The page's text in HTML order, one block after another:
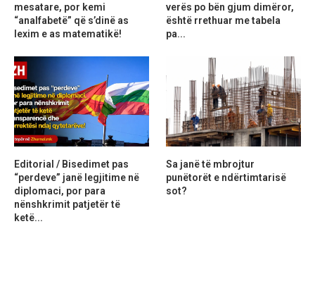
mesatare, por kemi
“analfabetë” që s’dinë as
lexim e as matematikë!
verës po bën gjum dimëror,
është rrethuar me tabela
pa...
Editorial / Bisedimet pas
“perdeve” janë legjitime në
diplomaci, por para
nënshkrimit patjetër të
ketë...
Sa janë të mbrojtur
punëtorët e ndërtimtarisë
sot?